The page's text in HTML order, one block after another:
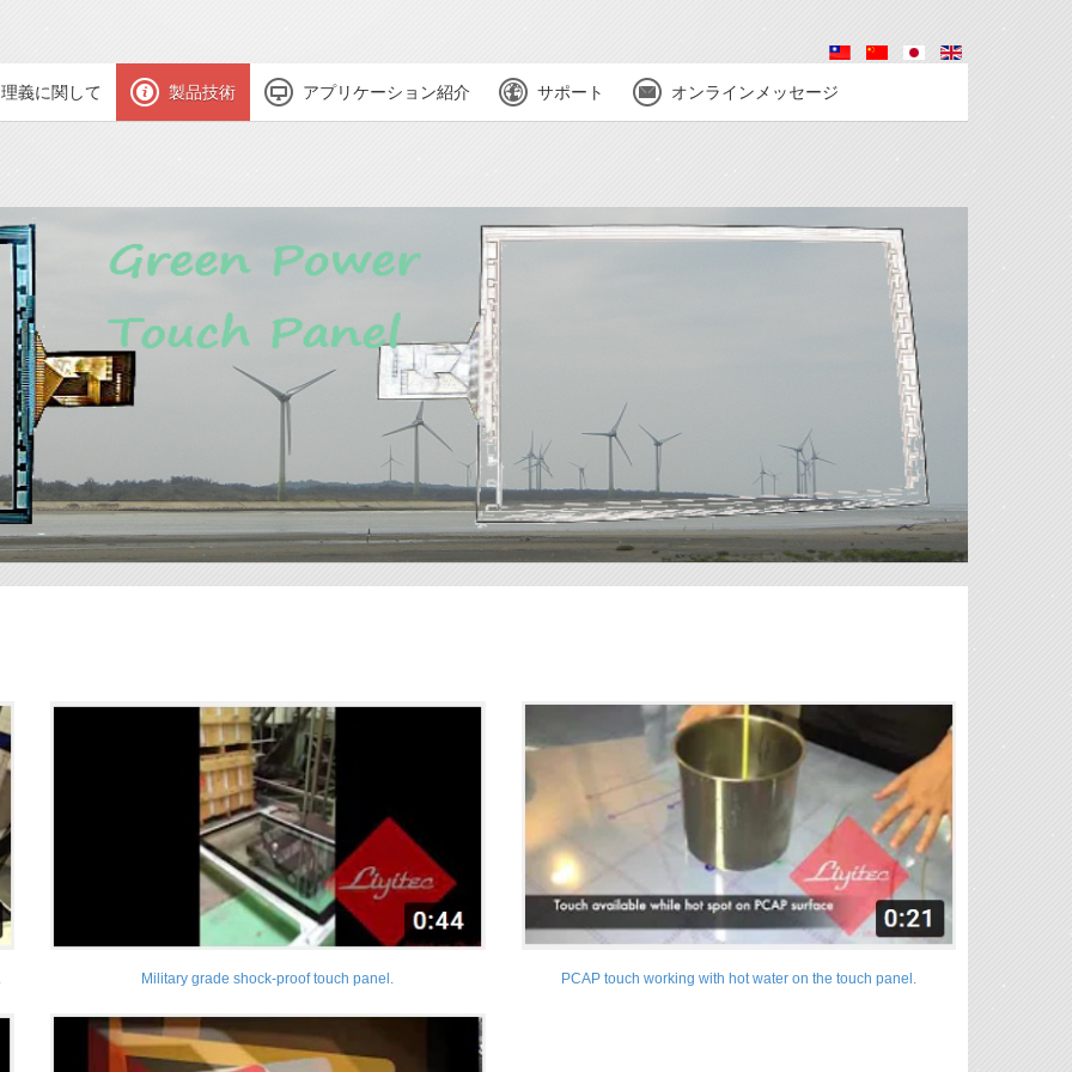
理義に関して 製品技術 アプリケーション紹介 サポート オンラインメッセージ
Military grade shock-proof touch panel. PCAP touch working with hot water on the touch panel.